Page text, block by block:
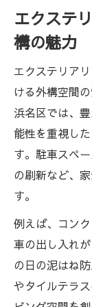
エクステ
構の魅力
エクステリア
ける外構空間
浜名区では、
能性を重視し
す。駐車スペ
の刷新など、
す。
例えば、コン
車の出し入れ
の日の泥はね
やタイルテラ